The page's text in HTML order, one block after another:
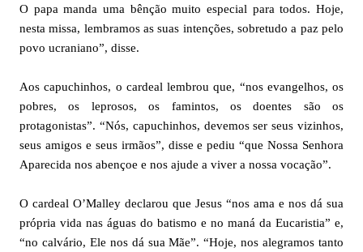
O papa manda uma bênção muito especial para todos. Hoje,
nesta missa, lembramos as suas intenções, sobretudo a paz pelo
povo ucraniano”, disse.
Aos capuchinhos, o cardeal lembrou que, “nos evangelhos, os
pobres, os leprosos, os famintos, os doentes são os
protagonistas”. “Nós, capuchinhos, devemos ser seus vizinhos,
seus amigos e seus irmãos”, disse e pediu “que Nossa Senhora
Aparecida nos abençoe e nos ajude a viver a nossa vocação”.
O cardeal O’Malley declarou que Jesus “nos ama e nos dá sua
própria vida nas águas do batismo e no maná da Eucaristia” e,
“no calvário, Ele nos dá sua Mãe”. “Hoje, nos alegramos tanto